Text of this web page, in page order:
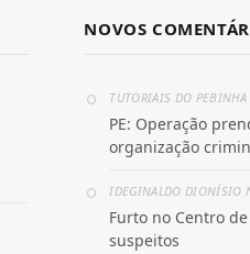
NOVOS
TUTORIAIS DO PEBINHA
PE: Operação
organização
IDEGINALDO DIONÍSIO
Furto no Centro
suspeitos